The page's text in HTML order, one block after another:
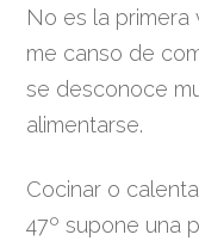
No es la
me canso de
se desconoce
alimentarse.
Cocinar o
47º supone una